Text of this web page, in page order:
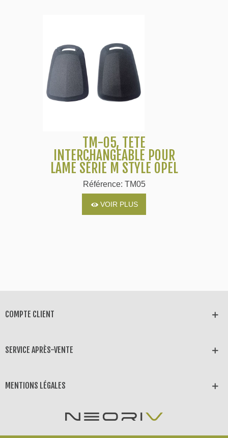
TM-05, TÊTE
INTERCHANGEABLE POUR
LAME SÉRIE M STYLE OPEL
Référence: TM05
VOIR PLUS
COMPTE CLIENT
SERVICE APRÈS-VENTE
MENTIONS LÉGALES